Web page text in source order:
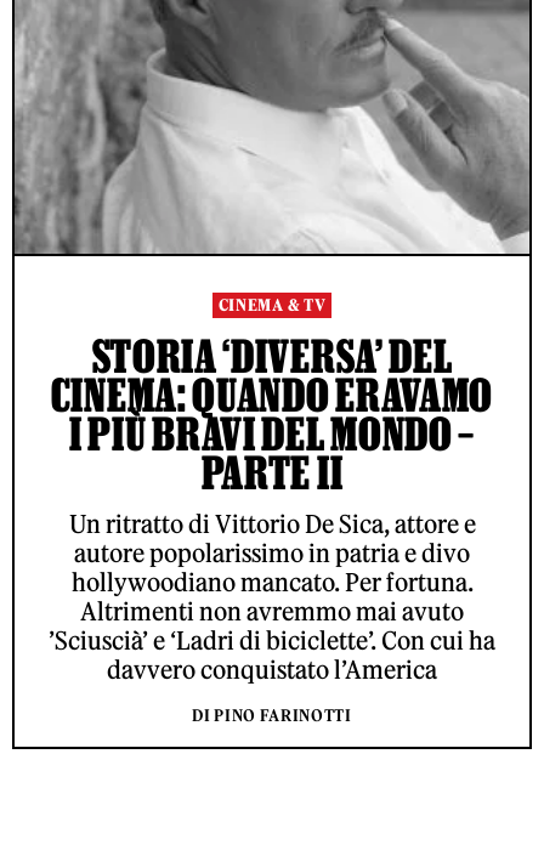
CINEMA & TV
STORIA ‘DIVERSA’ DEL
CINEMA: QUANDO ERAVAMO
I PIÙ BRAVI DEL MONDO –
PARTE II
Un ritratto di Vittorio De Sica, attore e
autore popolarissimo in patria e divo
hollywoodiano mancato. Per fortuna.
Altrimenti non avremmo mai avuto
’Sciuscià’ e ‘Ladri di biciclette’. Con cui ha
davvero conquistato l’America
DI PINO FARINOTTI